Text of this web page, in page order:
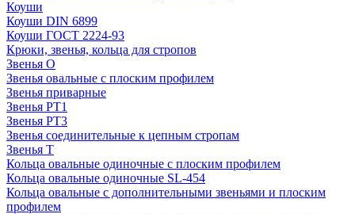
Коуши
Коуши DIN 6899
Коуши ГОСТ 2224-93
Крюки, звенья, кольца для стропов
Звенья О
Звенья овальные с плоским профилем
Звенья приварные
Звенья РТ1
Звенья РТ3
Звенья соединительные к цепным стропам
Звенья Т
Кольца овальные одиночные c плоским профилем
Кольца овальные одиночные SL-454
Кольца овальные с дополнительными звеньями и плоским
профилем